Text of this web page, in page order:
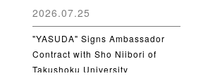
2026.07.25
"YASUDA" Signs Ambassador
Contract with Sho Niibori of
Takushoku University